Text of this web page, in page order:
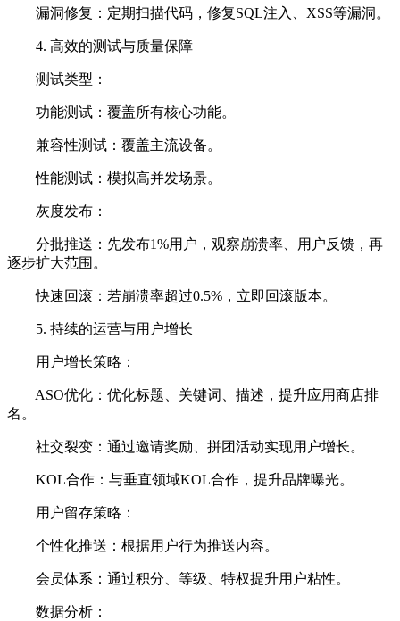
漏洞修复：定期扫描代码，修复SQL注入、XSS等漏洞。
4. 高效的测试与质量保障
测试类型：
功能测试：覆盖所有核心功能。
兼容性测试：覆盖主流设备。
性能测试：模拟高并发场景。
灰度发布：
分批推送：先发布1%用户，观察崩溃率、用户反馈，再
逐步扩大范围。
快速回滚：若崩溃率超过0.5%，立即回滚版本。
5. 持续的运营与用户增长
用户增长策略：
ASO优化：优化标题、关键词、描述，提升应用商店排
名。
社交裂变：通过邀请奖励、拼团活动实现用户增长。
KOL合作：与垂直领域KOL合作，提升品牌曝光。
用户留存策略：
个性化推送：根据用户行为推送内容。
会员体系：通过积分、等级、特权提升用户粘性。
数据分析：